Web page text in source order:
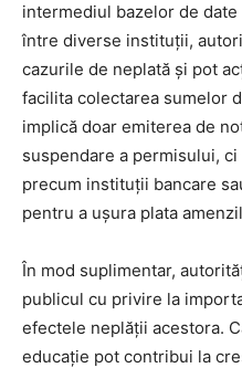
intermediul bazelor de
între diverse instituții,
cazurile de neplată și pot
facilita colectarea sumelor
implică doar emiterea de
suspendare a permisului,
precum instituții bancare
pentru a ușura plata
În mod suplimentar,
publicul cu privire la
efectele neplății acestora.
educație pot contribui la